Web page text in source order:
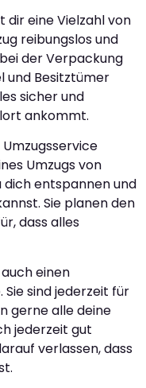
dir eine Vielzahl von
reibungslos und
der Verpackung
und Besitztümer
sicher und
ankommt.
Umzugs von
dich entspannen und
Sie planen den
dass alles
einen
sind jederzeit für
gerne alle deine
jederzeit gut
verlassen, dass